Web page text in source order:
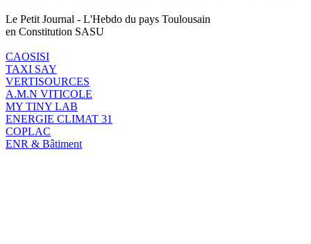
Le Petit Journal - L'Hebdo du pays Toulousain
en Constitution SASU
CAOSISI
TAXI SAY
VERTISOURCES
A.M.N VITICOLE
MY TINY LAB
ENERGIE CLIMAT 31
COPLAC
ENR & Bâtiment